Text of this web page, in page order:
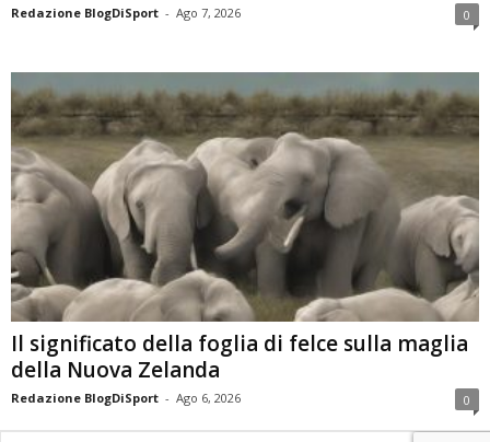
Redazione BlogDiSport - Ago 7, 2026 0
Il significato della foglia di felce sulla maglia
della Nuova Zelanda
Redazione BlogDiSport - Ago 6, 2026 0